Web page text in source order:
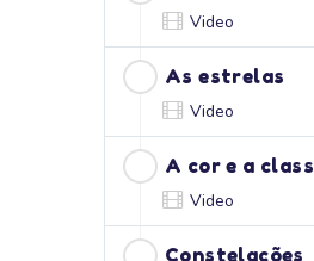
Video
As estrelas
Video
A cor e a
Video
Constelações